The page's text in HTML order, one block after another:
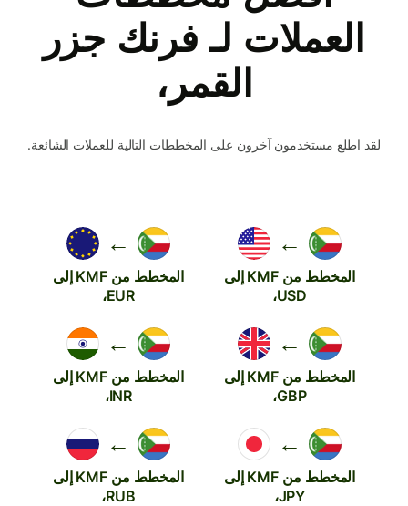
العملات لـ فرنك جزر
القمر،
لقد اطلع مستخدمون آخرون على المخططات التالية للعملات الشائعة.
←
المخطط من KMF إلى
USD،
←
المخطط من KMF إلى
EUR،
←
المخطط من KMF إلى
GBP،
←
المخطط من KMF إلى
INR،
←
المخطط من KMF إلى
JPY،
←
المخطط من KMF إلى
RUB،